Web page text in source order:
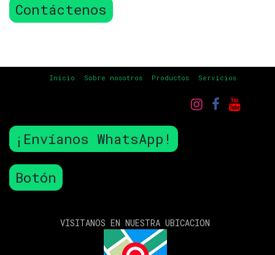
Contáctenos
Inicio Sobre nosotros Productos Servicios
¡Envíanos WhatsApp!
Botón
VISITANOS EN NUESTRA UBICACION